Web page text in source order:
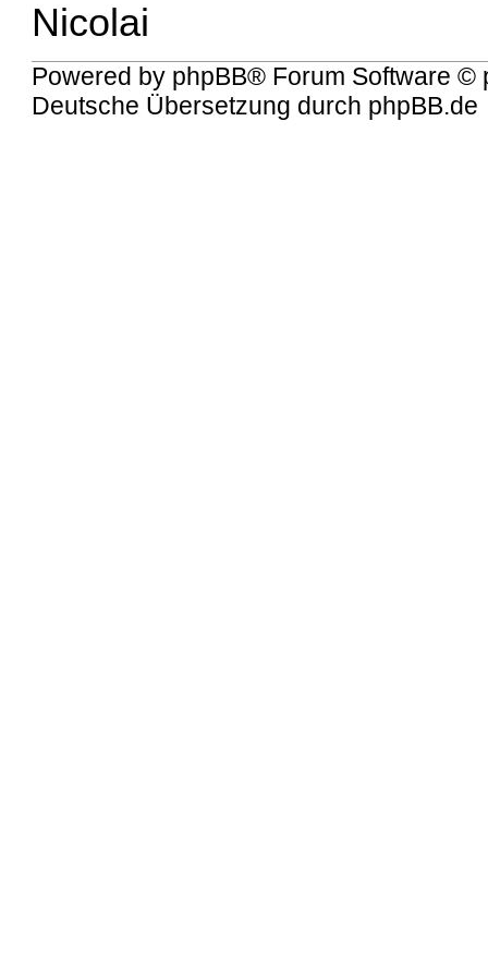
Nicolai
Powered by phpBB® Forum Software ©
Deutsche Übersetzung durch phpBB.de